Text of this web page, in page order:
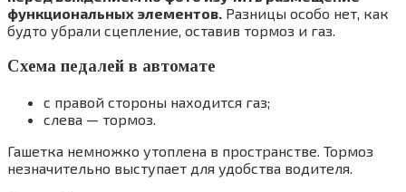
функциональных элементов. Разницы особо нет, как
будто убрали сцепление, оставив тормоз и газ.
Схема педалей в автомате
с правой стороны находится газ;
слева — тормоз.
Гашетка немножко утоплена в пространстве. Тормоз
незначительно выступает для удобства водителя.